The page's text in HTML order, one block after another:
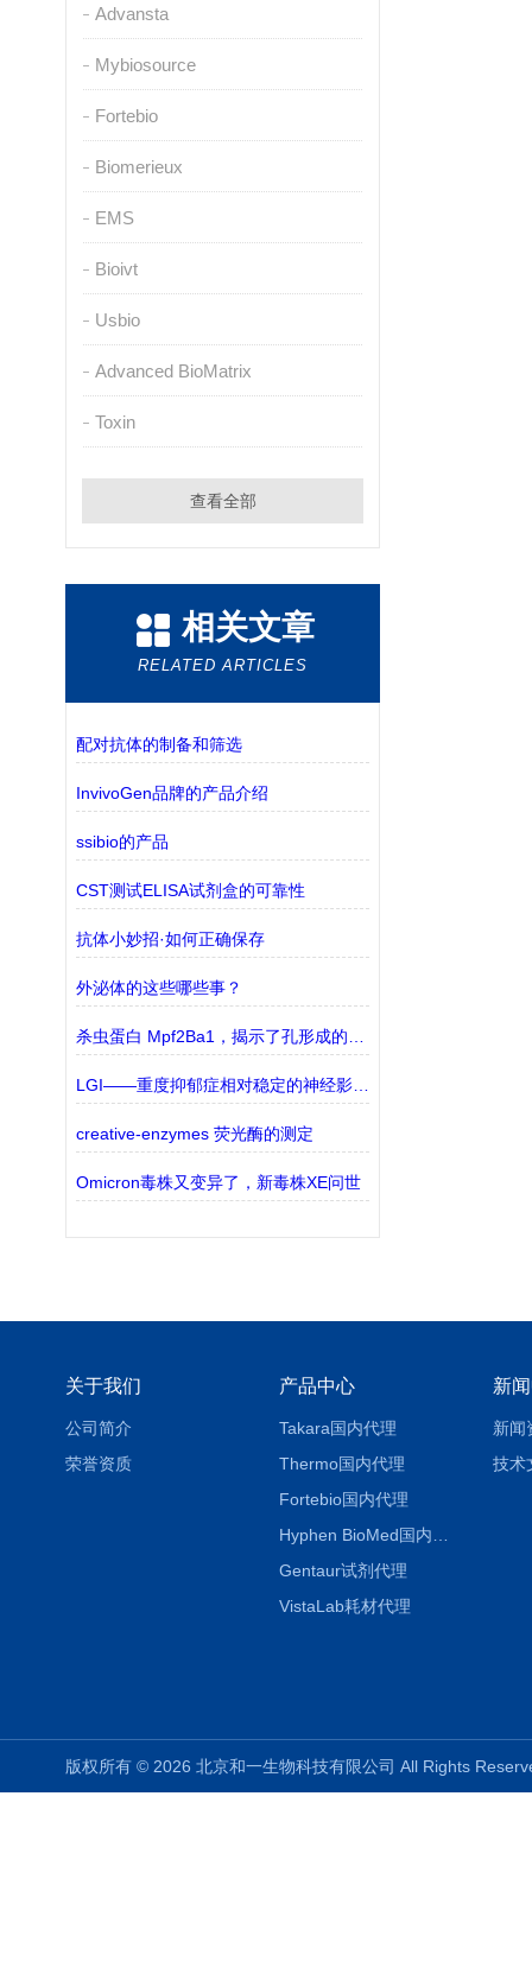
Advansta
Mybiosource
Fortebio
Biomerieux
EMS
Bioivt
Usbio
Advanced BioMatrix
Toxin
查看全部
相关文章
RELATED ARTICLES
配对抗体的制备和筛选
InvivoGen品牌的产品介绍
ssibio的产品
CST测试ELISA试剂盒的可靠性
抗体小妙招·如何正确保存
外泌体的这些哪些事？
LGI——重度抑郁症相对稳定的神经影像学标志物
creative-enzymes 荧光酶的测定
Omicron毒株又变异了，新毒株XE问世
关于我们
公司简介
荣誉资质
产品中心
Takara国内代理
Thermo国内代理
Fortebio国内代理
Gentaur试剂代理
VistaLab耗材代理
新
新闻
技术
版权所有 © 2026 北京和一生物科技有限公司 All Rights